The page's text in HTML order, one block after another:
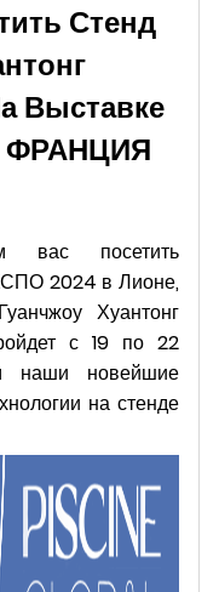
Стенд
Выставке
вас посетить
2024 в Лионе,
Хуантонг
с 19 по 22
наши новейшие
на стенде